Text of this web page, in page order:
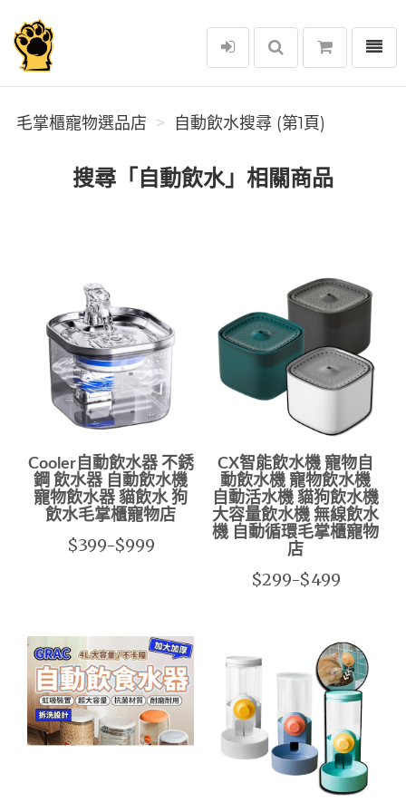
毛掌櫃寵物選品店
選單
毛掌櫃寵物選品店 自動飲水搜尋 (第1頁)
搜尋「自動飲水」相關商品
Cooler自動飲水器 不銹
鋼 飲水器 自動飲水機
寵物飲水器 貓飲水 狗
飲水毛掌櫃寵物店
$399-$999
CX智能飲水機 寵物自
動飲水機 寵物飲水機
自動活水機 貓狗飲水機
大容量飲水機 無線飲水
機 自動循環毛掌櫃寵物
店
$299-$499